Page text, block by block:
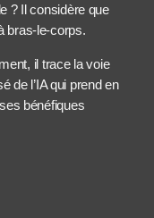
? Il considère que
bras-le-corps.
il trace la voie
de l’IA qui prend en
bénéfiques